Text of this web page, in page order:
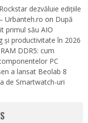
dezvăluie edițiile
Urbanteh.ro on După
primul său AIO
și productivitate în 2026
DDR5: cum
PC
a lansat Beolab 8
de Smartwatch-uri